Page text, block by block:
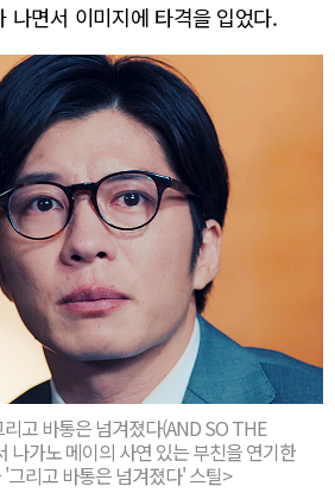
나면서 이미지에 타격을 입었다.
고 바통은 넘겨졌다(AND SO THE
나가노 메이의 사연 있는 부친을 연기한
리고 바통은 넘겨졌다' 스틸>